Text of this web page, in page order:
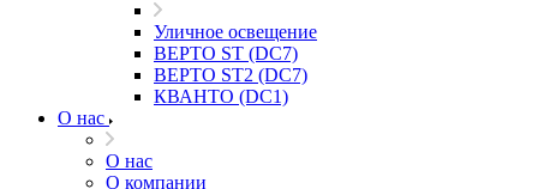
Уличное освещение
ВЕРТО ST (DC7)
ВЕРТО ST2 (DC7)
КВАНТО (DC1)
О нас
О нас
О компании